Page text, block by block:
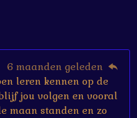
6 maanden geleden
leren kennen op de
jou volgen en vooral
maan standen en zo